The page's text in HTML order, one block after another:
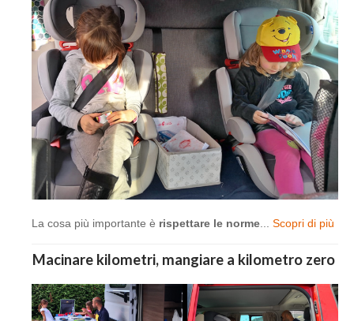
La cosa più importante è rispettare le norme... Scopri di più
Macinare kilometri, mangiare a kilometro zero